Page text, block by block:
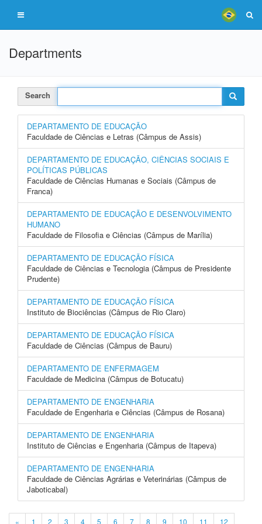
Departments
Search
DEPARTAMENTO DE EDUCAÇÃO
Faculdade de Ciências e Letras (Câmpus de Assis)
DEPARTAMENTO DE EDUCAÇÃO, CIÊNCIAS SOCIAIS E
POLÍTICAS PÚBLICAS
Faculdade de Ciências Humanas e Sociais (Câmpus de
Franca)
DEPARTAMENTO DE EDUCAÇÃO E DESENVOLVIMENTO
HUMANO
Faculdade de Filosofia e Ciências (Câmpus de Marília)
DEPARTAMENTO DE EDUCAÇÃO FÍSICA
Faculdade de Ciências e Tecnologia (Câmpus de Presidente
Prudente)
DEPARTAMENTO DE EDUCAÇÃO FÍSICA
Instituto de Biociências (Câmpus de Rio Claro)
DEPARTAMENTO DE EDUCAÇÃO FÍSICA
Faculdade de Ciências (Câmpus de Bauru)
DEPARTAMENTO DE ENFERMAGEM
Faculdade de Medicina (Câmpus de Botucatu)
DEPARTAMENTO DE ENGENHARIA
Faculdade de Engenharia e Ciências (Câmpus de Rosana)
DEPARTAMENTO DE ENGENHARIA
Instituto de Ciências e Engenharia (Câmpus de Itapeva)
DEPARTAMENTO DE ENGENHARIA
Faculdade de Ciências Agrárias e Veterinárias (Câmpus de
Jaboticabal)
« 1 2 3 4 5 6 7 8 9 10 11 12